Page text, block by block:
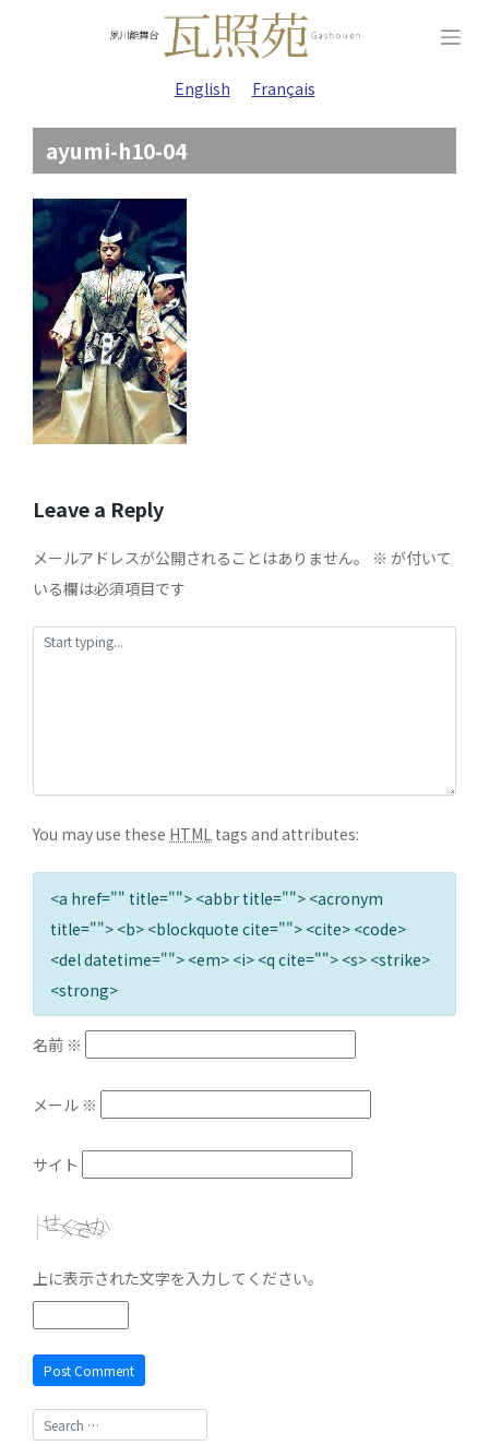
English Français
ayumi-h10-04
Leave a Reply
メールアドレスが公開されることはありません。 ※ が付いて
いる欄は必須項目です
You may use these HTML tags and attributes:
<a href="" title=""> <abbr title=""> <acronym
title=""> <b> <blockquote cite=""> <cite> <code>
<del datetime=""> <em> <i> <q cite=""> <s> <strike>
<strong>
名前 ※
メール ※
サイト
上に表示された文字を入力してください。